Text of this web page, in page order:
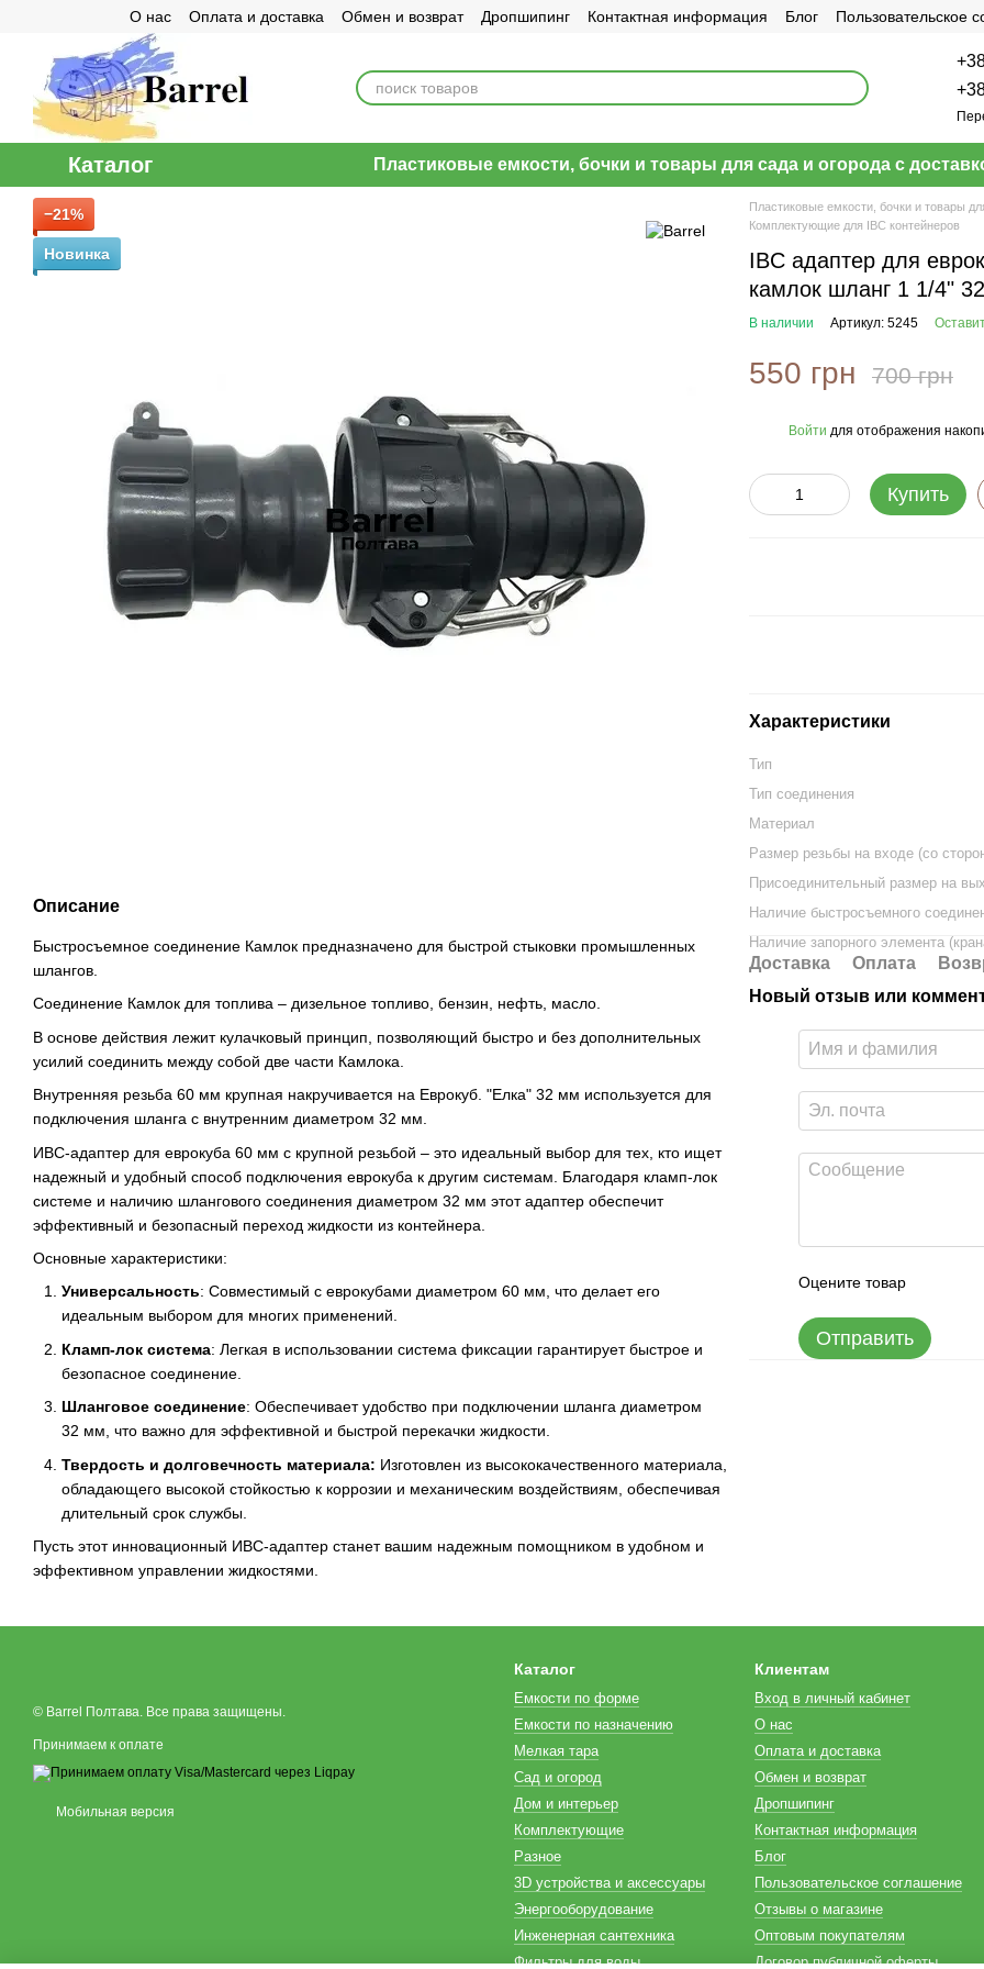
Перейти к основному контенту
О нас Оплата и доставка Обмен и возврат Дропшипинг Контактная информация Блог Пользовательское
Договор публичной оферты
Каталог Пластиковые емкости, бочки и товары для сада и огорода с
−21%
Новинка
Описание
Быстросъемное соединение Камлок предназначено для быстрой стыковки промышленных
шлангов.
Соединение Камлок для топлива – дизельное топливо, бензин, нефть, масло.
В основе действия лежит кулачковый принцип, позволяющий быстро и без дополнительных
усилий соединить между собой две части Камлока.
Внутренняя резьба 60 мм крупная накручивается на Еврокуб. "Елка" 32 мм используется для
подключения шланга с внутренним диаметром 32 мм.
ИBC-адаптер для еврокуба 60 мм с крупной резьбой – это идеальный выбор для тех, кто ищет
надежный и удобный способ подключения еврокуба к другим системам. Благодаря кламп-лок
системе и наличию шлангового соединения диаметром 32 мм этот адаптер обеспечит
эффективный и безопасный переход жидкости из контейнера.
Основные характеристики:
Универсальность: Совместимый с еврокубами диаметром 60 мм, что делает его
идеальным выбором для многих применений.
Кламп-лок система: Легкая в использовании система фиксации гарантирует быстрое и
безопасное соединение.
Шланговое соединение: Обеспечивает удобство при подключении шланга диаметром
32 мм, что важно для эффективной и быстрой перекачки жидкости.
Твердость и долговечность материала: Изготовлен из высококачественного материала,
обладающего высокой стойкостью к коррозии и механическим воздействиям, обеспечивая
длительный срок службы.
Пусть этот инновационный ИВС-адаптер станет вашим надежным помощником в удобном и
эффективном управлении жидкостями.
Пластиковые емкости, бочки и товары
Комплектующие для IBC контейнеров
IBC адаптер для
камлок шланг 1 1/4"
В наличии Артикул: 5245
550 грн 700 грн
Войти для отображения
Купить
Характеристики
Тип
Тип соединения
Материал
Размер резьбы на входе (со
Присоединительный размер на
Наличие быстросъемного
Наличие запорного элемента
Доставка Оплата
Новый отзыв или
Оцените товар
Отправить
© Barrel Полтава. Все права защищены.
Принимаем к оплате
Мобильная версия
Каталог
Емкости по форме
Емкости по назначению
Мелкая тара
Сад и огород
Дом и интерьер
Комплектующие
Разное
3D устройства и аксессуары
Энергооборудование
Инженерная сантехника
Фильтры для воды
Клиентам
Вход в личный кабинет
О нас
Оплата и доставка
Обмен и возврат
Дропшипинг
Контактная информация
Блог
Пользовательское соглашение
Отзывы о магазине
Оптовым покупателям
Договор публичной оферты